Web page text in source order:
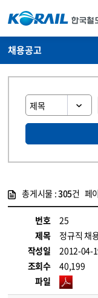
채용공고
총게시물 :305건 페
번호
25
제목
정규직 채
작성일
2012-04-
조회수
40,199
파일